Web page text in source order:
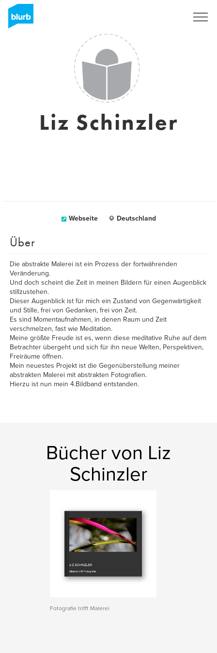
Liz Schinzler
Webseite Deutschland
Über
Die abstrakte Malerei ist ein Prozess der fortwährenden
Veränderung.
Und doch scheint die Zeit in meinen Bildern für einen Augenblick
stillzustehen.
Dieser Augenblick ist für mich ein Zustand von Gegenwärtigkeit
und Stille, frei von Gedanken, frei von Zeit.
Es sind Momentaufnahmen, in denen Raum und Zeit
verschmelzen, fast wie Meditation.
Meine größte Freude ist es, wenn diese meditative Ruhe auf dem
Betrachter übergeht und sich für ihn neue Welten, Perspektiven,
Freiräume öffnen.
Mein neuestes Projekt ist die Gegenüberstellung meiner
abstrakten Malerei mit abstrakten Fotografien.
Hierzu ist nun mein 4.Bildband entstanden.
Bücher von Liz
Schinzler
Fotografie trifft Malerei